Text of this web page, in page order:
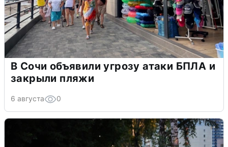
В Сочи объявили угрозу атаки БПЛА и
закрыли пляжи
6 августа 0